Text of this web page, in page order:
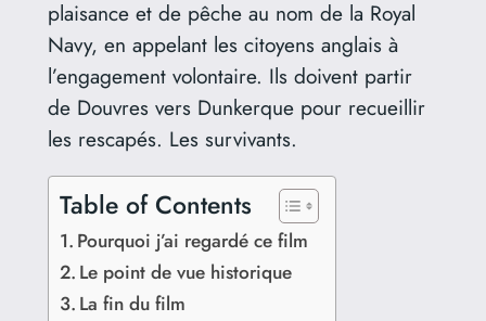
plaisance et de pêche au nom de la Royal
Navy, en appelant les citoyens anglais à
l’engagement volontaire. Ils doivent partir
de Douvres vers Dunkerque pour recueillir
les rescapés. Les survivants.
Table of Contents
Pourquoi j’ai regardé ce film
Le point de vue historique
La fin du film